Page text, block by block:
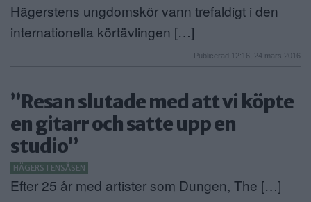
Hägerstens ungdomskör vann trefaldigt i den
internationella körtävlingen […]
Publicerad 12:16, 24 mars 2016
”Resan slutade med att vi köpte
en gitarr och satte upp en
studio”
HÄGERSTENSÅSEN
Efter 25 år med artister som Dungen, The […]